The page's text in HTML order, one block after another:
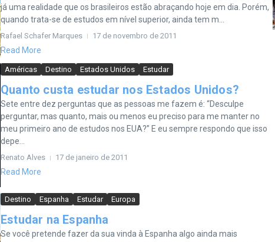
já uma realidade que os brasileiros estão abraçando hoje em dia. Porém,
quando trata-se de estudos em nível superior, ainda tem m...
Rafael Schafer Marques 17 de novembro de 2011
Read More
Américas Destino Estados Unidos Estudar
Quanto custa estudar nos Estados Unidos?
Sete entre dez perguntas que as pessoas me fazem é: “Desculpe
perguntar, mas quanto, mais ou menos eu preciso para me manter no
meu primeiro ano de estudos nos EUA?” E eu sempre respondo que isso
depe...
Renato Alves 17 de janeiro de 2011
Read More
Destino Espanha Estudar Europa
Estudar na Espanha
Se você pretende fazer da sua vinda à Espanha algo ainda mais